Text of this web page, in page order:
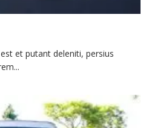
et putant deleniti, persius